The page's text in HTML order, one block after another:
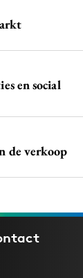
en social
de verkoop